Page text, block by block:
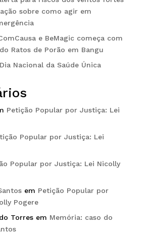
sobre como agir em
e BeMagic começa com
Ratos de Porão em Bangu
Nacional da Saúde Única
Petição Popular por Justiça: Lei
Popular por Justiça: Lei
Popular por Justiça: Lei Nicolly
em Petição Popular por
Pogere
Torresem Memória: caso do